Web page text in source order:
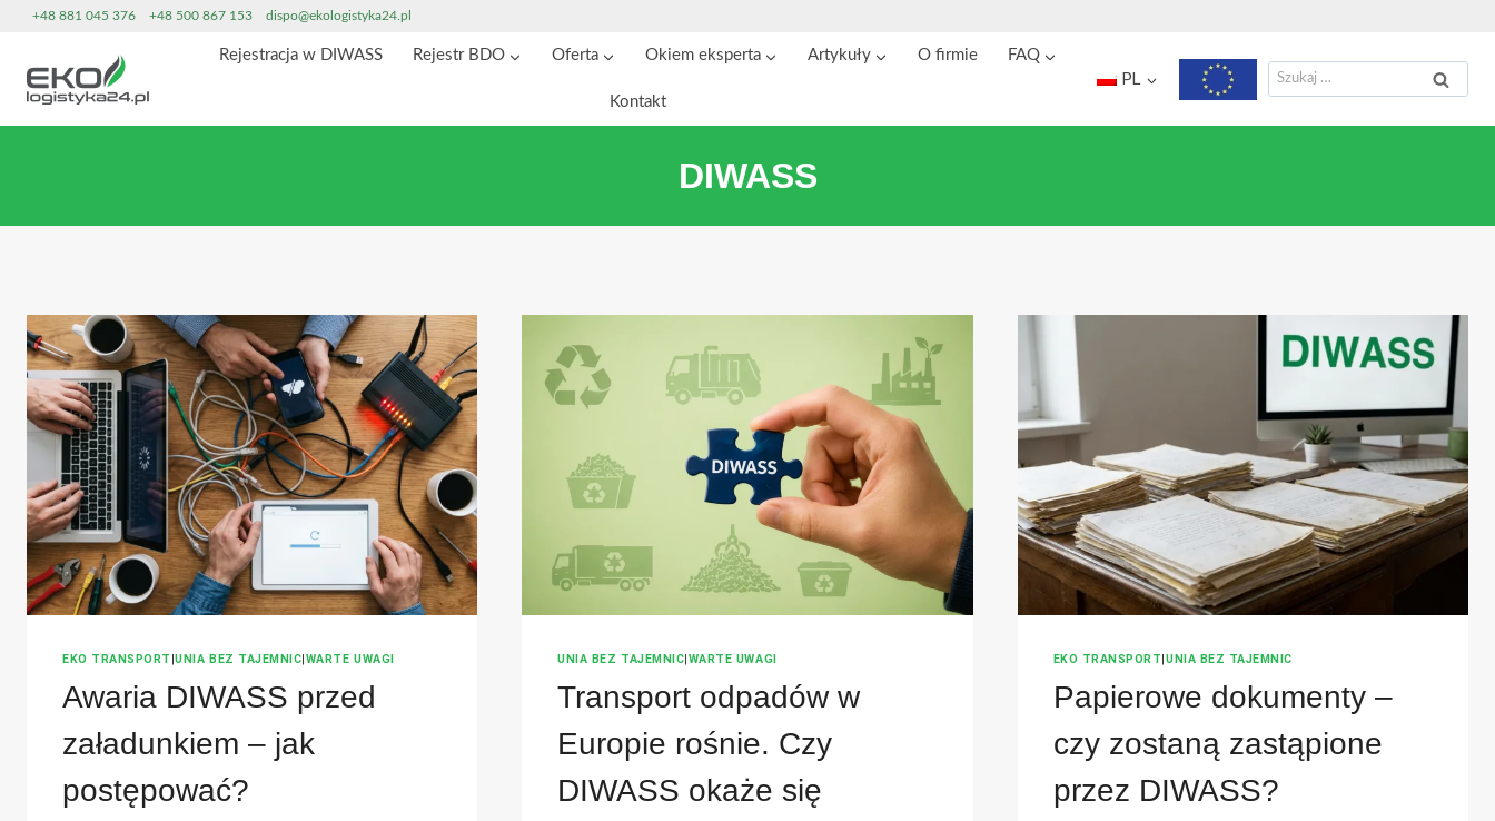
Przeskocz
treści
+48 881 045 376 +48 500 867 153 dispo@ekologistyka24.pl
Rejestracja w DIWASS Rejestr BDO Oferta Okiem eksperta Artykuły O firmie FAQ
Kontakt
PL Szukaj:
DIWASS
EKO TRANSPORT |UNIA BEZ TAJEMNIC WARTE UWAGI
Awaria DIWASS przed
załadunkiem – jak
postępować?
UNIA BEZ TAJEMNIC WARTE UWAGI
Transport odpadów w
Europie rośnie. Czy
DIWASS okaże się
EKO TRANSPORT |UNIA BEZ TAJEMNIC
Papierowe dokumenty –
czy zostaną zastąpione
przez DIWASS?